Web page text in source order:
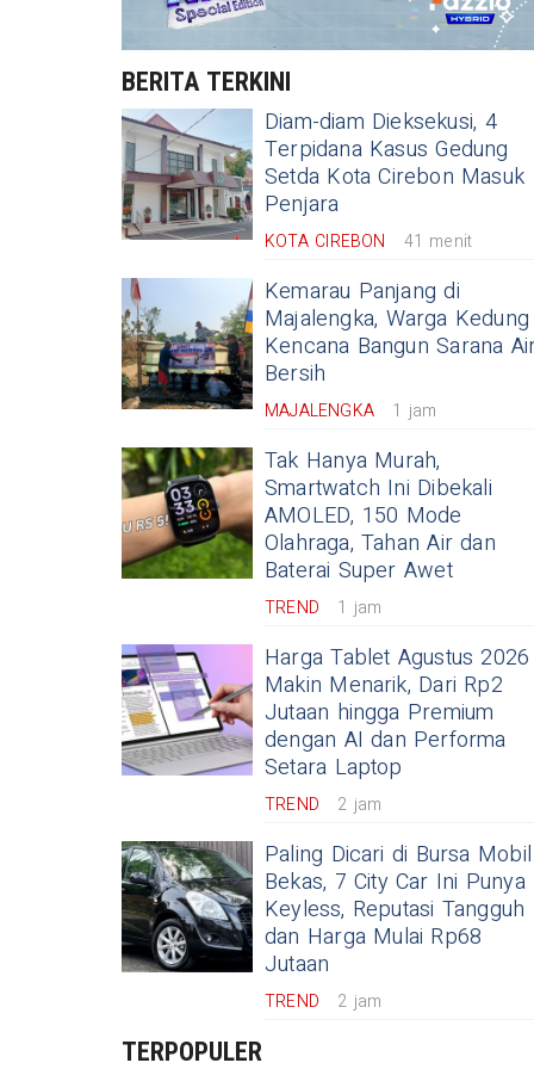
BERITA TERKINI
Diam-diam Dieksekusi, 4
Terpidana Kasus Gedung
Setda Kota Cirebon Masuk
Penjara
KOTA CIREBON 41 menit
Kemarau Panjang di
Majalengka, Warga Kedung
Kencana Bangun Sarana
Bersih
MAJALENGKA 1 jam
Tak Hanya Murah,
Smartwatch Ini Dibekali
AMOLED, 150 Mode
Olahraga, Tahan Air dan
Baterai Super Awet
TREND 1 jam
Harga Tablet Agustus 2026
Makin Menarik, Dari Rp2
Jutaan hingga Premium
dengan AI dan Performa
Setara Laptop
TREND 2 jam
Paling Dicari di Bursa Mobil
Bekas, 7 City Car Ini Punya
Keyless, Reputasi Tangguh
dan Harga Mulai Rp68
Jutaan
TREND 2 jam
TERPOPULER